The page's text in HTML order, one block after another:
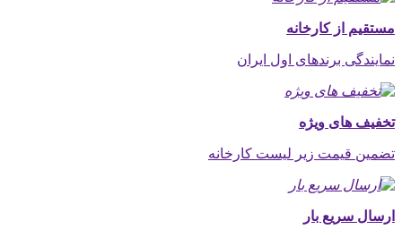
مستقیم از کارخانه
نمایندگی برندهای اول ایران
تخفیف های ویژه
تضمین قیمت زیر لیست کارخانه
ارسال سریع بار